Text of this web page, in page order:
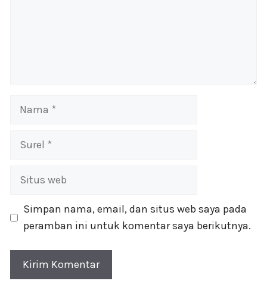
Nama
Surel
Situs
Simpan nama, email, dan situs web saya pada
peramban ini untuk komentar saya berikutnya.